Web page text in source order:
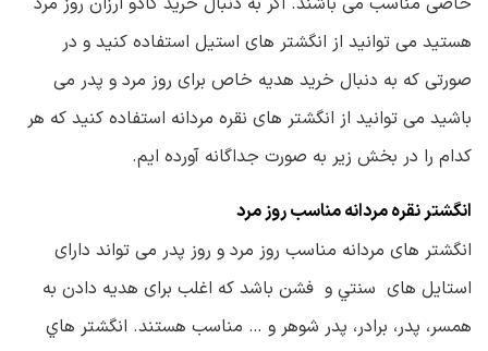
هستید می توانید از انگشتر های استیل استفاده کنید و در
صورتی که به دنبال خرید هدیه خاص برای روز مرد و پدر می
باشید می توانید از انگشتر های نقره مردانه استفاده کنید که هر
کدام را در بخش زیر به صورت جداگانه آورده ایم.
انگشتر نقره مردانه مناسب روز مرد
انگشتر های مردانه مناسب روز مرد و روز پدر می تواند دارای
استایل های سنتي و فشن باشد که اغلب برای هدیه دادن به
همسر، پدر، برادر، پدر شوهر و … مناسب هستند. انگشتر هاي